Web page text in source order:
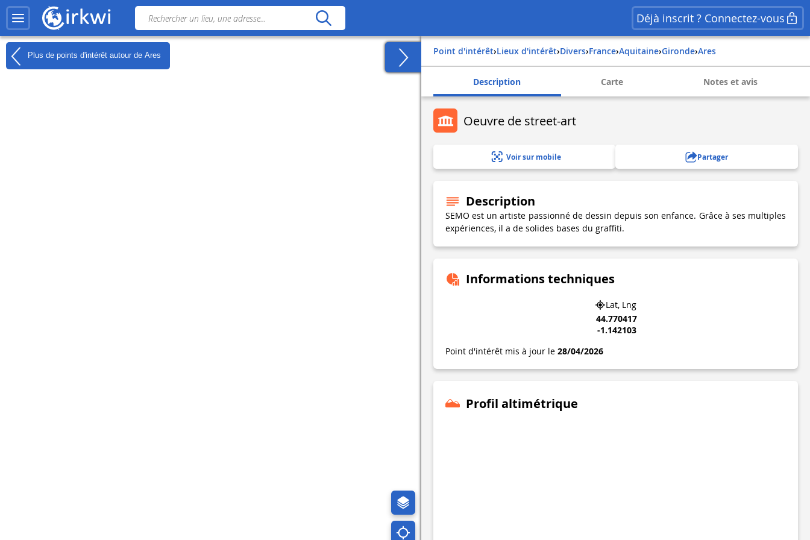
Déjà inscrit ? Connectez-vous
Plus de points d'intérêt autour de Ares Point d'intérêt› Lieux d'intérêt› Divers› france› aquitaine› gironde› ares
Description Carte Notes et avis
Oeuvre de street-art
Voir sur mobile Partager
Description
SEMO est un artiste passionné de dessin depuis son enfance. Grâce à ses multiples
expériences, il a de solides bases du graffiti.
Informations techniques
Lat, Lng
44.770417
-1.142103
Point d'intérêt mis à jour le 28/04/2026
Profil altimétrique